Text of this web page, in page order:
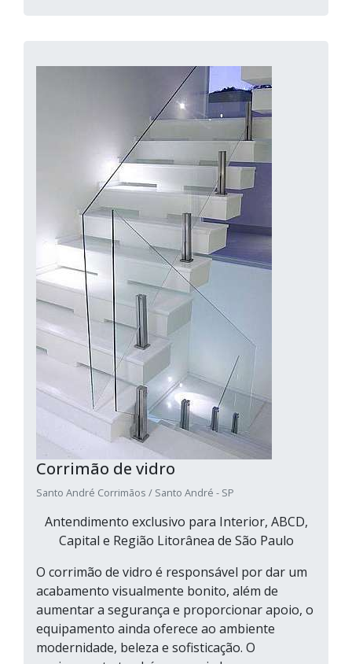
Corrimão de vidro
Santo André Corrimãos / Santo André - SP
Antendimento exclusivo para Interior, ABCD,
Capital e Região Litorânea de São Paulo
O corrimão de vidro é responsável por dar um
acabamento visualmente bonito, além de
aumentar a segurança e proporcionar apoio, o
equipamento ainda oferece ao ambiente
modernidade, beleza e sofisticação. O